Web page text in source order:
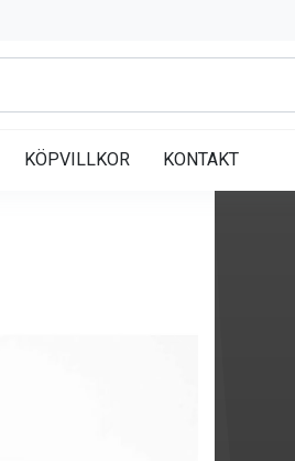
KÖPVILLKOR KONTAKT